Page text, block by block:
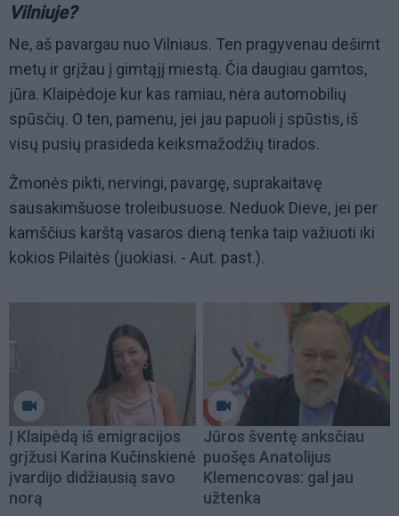
Vilniuje?
Ne, aš pavargau nuo Vilniaus. Ten pragyvenau dešimt
metų ir grįžau į gimtąjį miestą. Čia daugiau gamtos,
jūra. Klaipėdoje kur kas ramiau, nėra automobilių
spūsčių. O ten, pamenu, jei jau papuoli į spūstis, iš
visų pusių prasideda keiksmažodžių tirados.
Žmonės pikti, nervingi, pavargę, suprakaitavę
sausakimšuose troleibusuose. Neduok Dieve, jei per
kamščius karštą vasaros dieną tenka taip važiuoti iki
kokios Pilaitės (juokiasi. - Aut. past.).
Į Klaipėdą iš emigracijos
grįžusi Karina Kučinskienė
įvardijo didžiausią savo
norą
Jūros šventę anksčiau
puošęs Anatolijus
Klemencovas: gal jau
užtenka